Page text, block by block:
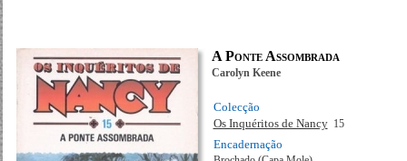
A Ponte Assombrada
Carolyn Keene
Colecção
Os Inquéritos de Nancy15
Encadernação